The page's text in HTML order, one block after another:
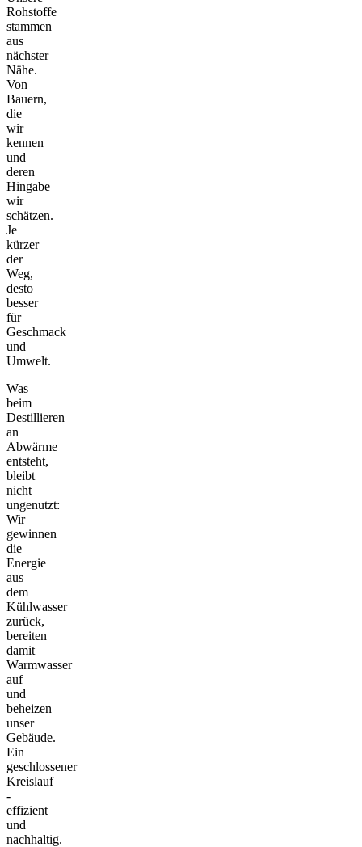
Rohstoffe
stammen
aus
nächster
Nähe.
Von
Bauern,
die
wir
kennen
und
deren
Hingabe
wir
schätzen.
Je
kürzer
der
Weg,
desto
besser
für
Geschmack
und
Umwelt.
Was
beim
Destillieren
an
Abwärme
entsteht,
bleibt
nicht
ungenutzt:
Wir
gewinnen
die
Energie
aus
dem
Kühlwasser
zurück,
bereiten
damit
Warmwasser
auf
und
beheizen
unser
Gebäude.
Ein
geschlossener
Kreislauf
-
effizient
und
nachhaltig.